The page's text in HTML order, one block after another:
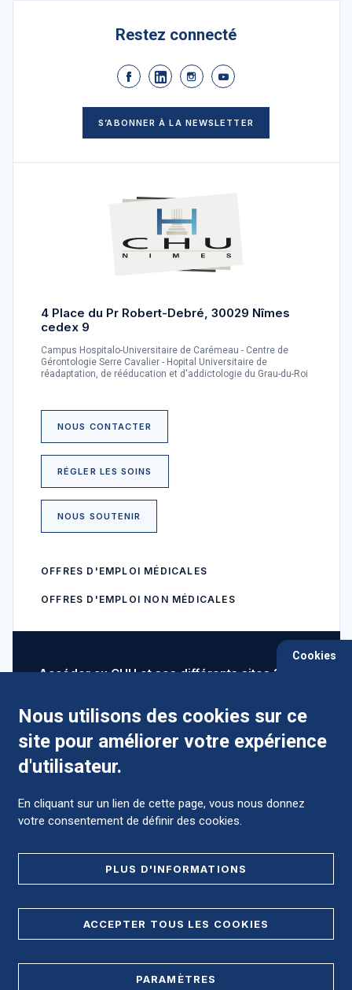
Restez connecté
S’ABONNER À LA NEWSLETTER
4 Place du Pr Robert-Debré, 30029 Nîmes
cedex 9
Campus Hospitalo-Universitaire de Carémeau - Centre de
Gérontologie Serre Cavalier - Hopital Universitaire de
réadaptation, de rééducation et d'addictologie du Grau-du-Roi
NOUS CONTACTER
RÉGLER LES SOINS
NOUS SOUTENIR
OFFRES D'EMPLOI MÉDICALES
OFFRES D'EMPLOI NON MÉDICALES
Accéder au CHU et ses différents sites ?
Comment préparer mon hospitalisation ?
PLAN DE SITE
Cookies
Nous utilisons des cookies sur ce
site pour améliorer votre expérience
d'utilisateur.
En cliquant sur un lien de cette page, vous nous donnez
votre consentement de définir des cookies.
PLUS D'INFORMATIONS
ACCEPTER TOUS LES COOKIES
PARAMÈTRES